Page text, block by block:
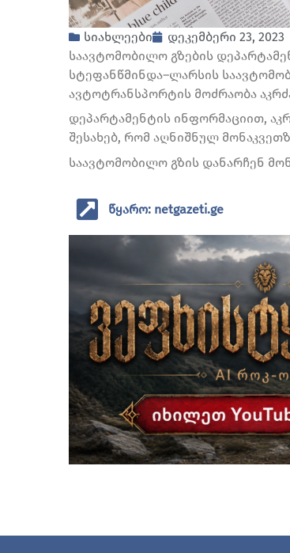
სიახლეები
დეკემბერი 23, 2023
საავტომობილო გზების
სტეფანწმინდა–ლარსის
ავტოტრანსპორტის მოძრაობა
დეპარტამენტის ინფორმაციით,
შესახებ, რომ აღნიშნულ
საავტომობილო გზის დანარჩენ
წყარო: netgazeti.ge